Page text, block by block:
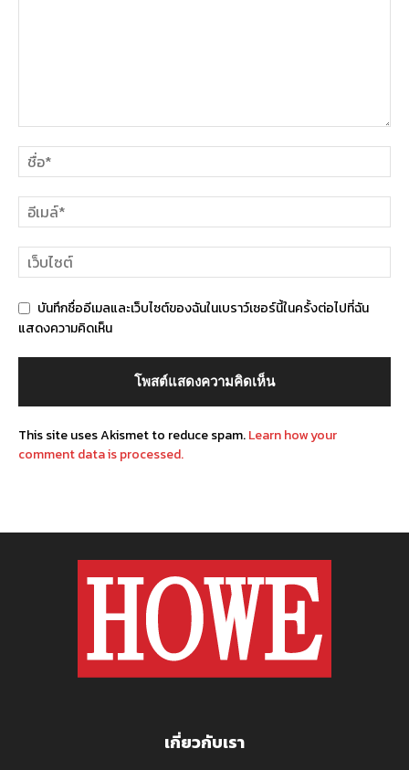
บันทึกชื่ออีเมลและเว็บไซต์ของฉันในเบราว์เซอร์นี้ในครั้งต่อไปที่ฉัน
แสดงความคิดเห็น
This site uses Akismet to reduce spam.Learn how your
comment data is processed.
เกี่ยวกับเรา